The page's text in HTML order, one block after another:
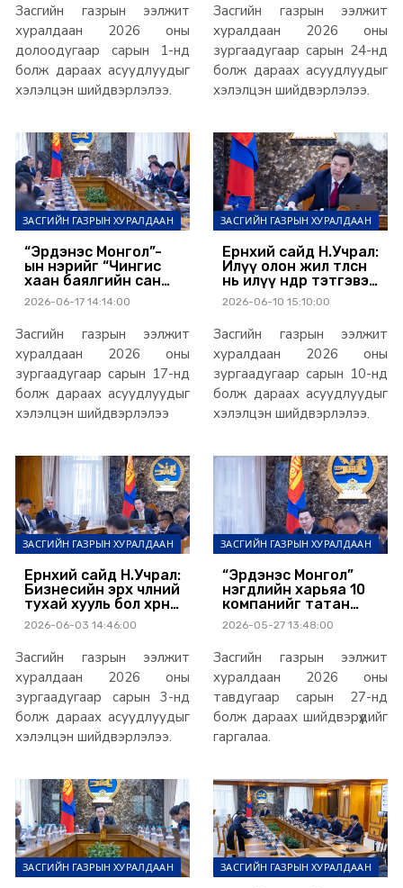
Засгийн газар
дэмжлээ
Засгийн газрын ээлжит
хуралдаан 2026 оны
долоодугаар сарын 1-нд
болж дараах асуудлуудыг
хэлэлцэн шийдвэрлэлээ.
Засгийн газрын ээлжит
хуралдаан 2026 оны
зургаадугаар сарын 24-нд
болж дараах асуудлуудыг
хэлэлцэн шийдвэрлэлээ.
ЗАСГИЙН ГАЗРЫН ХУРАЛДААН
“Эрдэнэс Монгол”-
ын нэрийг “Чингис
хаан баялгийн сан
нэгдэл” гэж өөрчилж,
төрийн өмчит 14
буулгав
2026-06-17 14:14:00
Засгийн газрын ээлжит
хуралдаан 2026 оны
зургаадугаар сарын 17-нд
болж дараах асуудлуудыг
хэлэлцэн шийдвэрлэлээ
ЗАСГИЙН ГАЗРЫН ХУРАЛДААН
Ерөнхий сайд Н.Учрал:
Илүү олон жил төлсөн
нь илүү өндөр тэтгэвэр
авдаг шударга
тогтолцоо руу
төслийг УИХ-д өргөн
мэдүүлнэ
2026-06-10 15:10:00
Засгийн газрын ээлжит
хуралдаан 2026 оны
зургаадугаар сарын 10-нд
болж дараах асуудлуудыг
хэлэлцэн шийдвэрлэлээ.
ЗАСГИЙН ГАЗРЫН ХУРАЛДААН
Ерөнхий сайд Н.Учрал:
Бизнесийн эрх чөлөөний
тухай хууль бол хөрөнгө
оруулагч, хувийн
хэвшилдээ орон зай
нээж буй чөлөөлөлт юм
2026-06-03 14:46:00
Засгийн газрын ээлжит
хуралдаан 2026 оны
зургаадугаар сарын 3-нд
болж дараах асуудлуудыг
хэлэлцэн шийдвэрлэлээ.
ЗАСГИЙН ГАЗРЫН ХУРАЛДААН
“Эрдэнэс Монгол”
нэгдлийн харьяа 10
компанийг татан
буулгаж,
давхардсан орон
тоог танаж 67,3
тэрбум төгрөг
хэмнэлээ
2026-05-27 13:48:00
Засгийн газрын ээлжит
хуралдаан 2026 оны
тавдугаар сарын 27-нд
болж дараах шийдвэрүүдийг
гаргалаа.
ЗАСГИЙН ГАЗРЫН ХУРАЛДААН ЗАСГИЙН ГАЗРЫН ХУРАЛДААН